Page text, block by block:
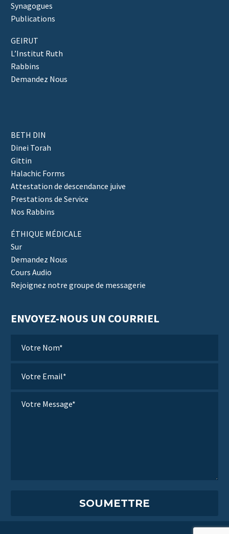
Synagogues
Publications
GEIRUT
L’Institut Ruth
Rabbins
Demandez Nous
BETH DIN
Dinei Torah
Gittin
Halachic Forms
Attestation de descendance juive
Prestations de Service
Nos Rabbins
ÉTHIQUE MÉDICALE
Sur
Demandez Nous
Cours Audio
Rejoignez notre groupe de messagerie
ENVOYEZ-NOUS UN COURRIEL